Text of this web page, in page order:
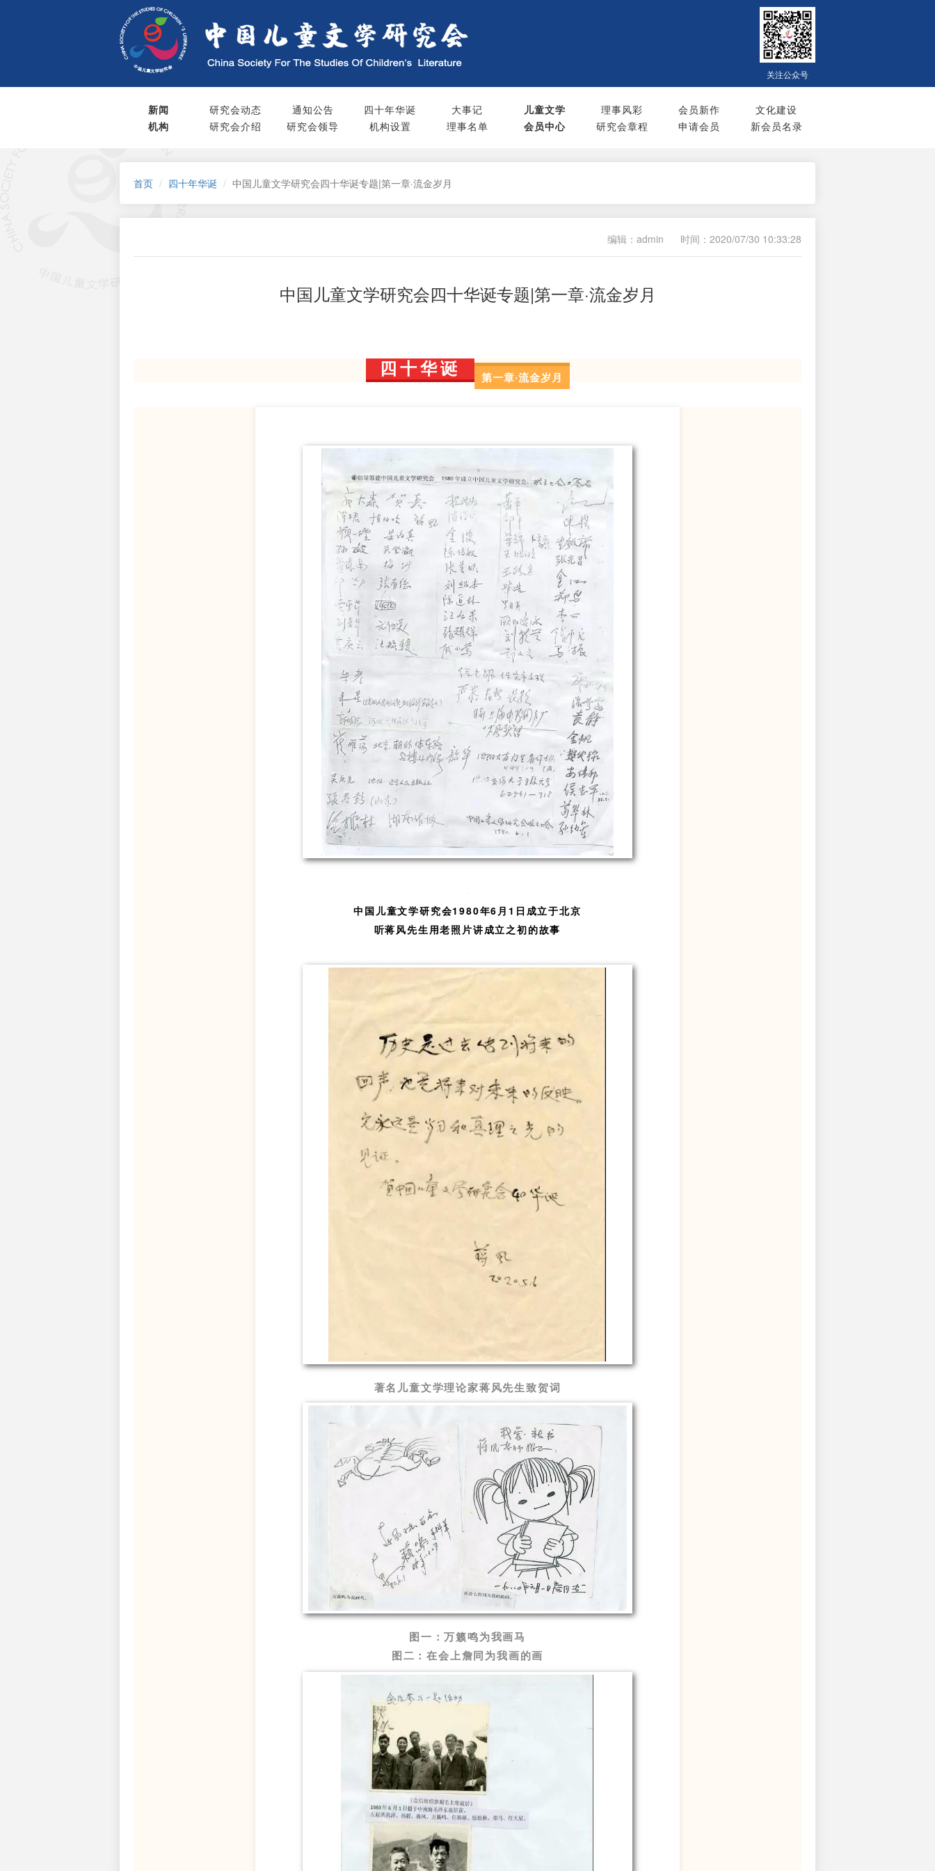
关注公众号
新闻 研究会动态 通知公告 四十年华诞 大事记 儿童文学 理事风彩 会员新作
文化建设
机构
研究会介绍 研究会领导 机构设置 理事名单 会员中心 研究会章程 申请会员 新会员名录
首页 四十年华诞 中国儿童文学研究会四十华诞专题|第一章·流金岁月
编辑：admin 时间：2020/07/30 10:33:28
中国儿童文学研究会四十华诞专题|第一章·流金岁月
四十华诞 第一章·流金岁月
中国儿童文学研究会1980年6月1日成立于北京
听蒋风先生用老照片讲成立之初的故事
著名儿童文学理论家蒋风先生致贺词
图一：万籁鸣为我画马
图二：在会上詹同为我画的画